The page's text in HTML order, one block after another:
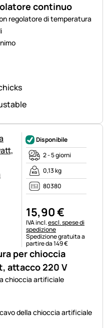
continuo
regolatore di temperatura
per chioccia
attacco 220 V
chioccia artificiale
della chioccia artificiale
Disponibile
2 - 5 giorni
0,13 kg
80380
15,90€
Informazioni fiscali:
IVA incl.escl. spese di
spedizione
Spedizione gratuita a
partire da 149 €